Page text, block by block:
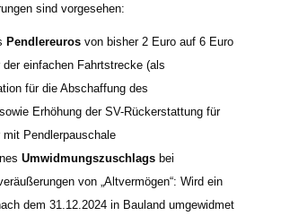
sind vorgesehen:
Pendlereuros von bis­her 2 Euro auf 6 Euro
ein­fa­chen Fahrtstrecke (als
für die Abschaffung des
Erhöhung der SV-Rückerstattung für
mit Pendlerpauschale
Umwidmungszuschlagsbei
von „Altvermögen“: Wird ein
dem 31.12.2024 in Bauland umge­wid­met